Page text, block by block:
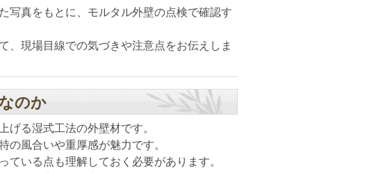
写真をもとに、モルタル外壁の点検で確認す
、現場目線での気づきや注意点をお伝えしま
のか
げる湿式工法の外壁材です。
の風合いや重厚感が魅力です。
ている点も理解しておく必要があります。